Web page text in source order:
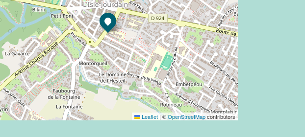
Leaflet | ©OpenStreetMapcontributors